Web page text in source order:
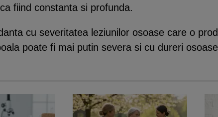
fiind constanta si profunda.
cu severitatea leziunilor osoase care o
poate fi mai putin severa si cu dureri